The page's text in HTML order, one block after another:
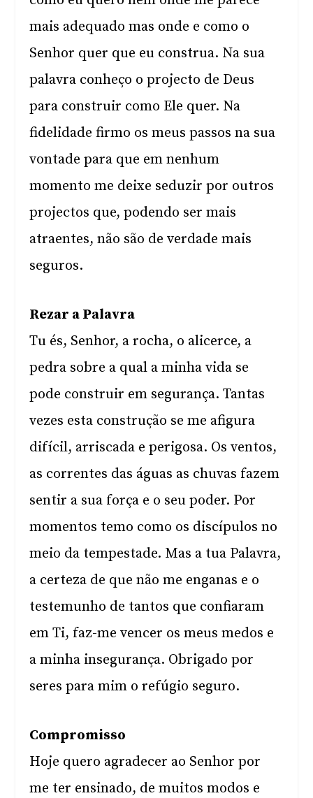
mais adequado mas onde e como o
Senhor quer que eu construa. Na sua
palavra conheço o projecto de Deus
para construir como Ele quer. Na
fidelidade firmo os meus passos na sua
vontade para que em nenhum
momento me deixe seduzir por outros
projectos que, podendo ser mais
atraentes, não são de verdade mais
seguros.
Rezar a Palavra
Tu és, Senhor, a rocha, o alicerce, a
pedra sobre a qual a minha vida se
pode construir em segurança. Tantas
vezes esta construção se me afigura
difícil, arriscada e perigosa. Os ventos,
as correntes das águas as chuvas fazem
sentir a sua força e o seu poder. Por
momentos temo como os discípulos no
meio da tempestade. Mas a tua Palavra,
a certeza de que não me enganas e o
testemunho de tantos que confiaram
em Ti, faz-me vencer os meus medos e
a minha insegurança. Obrigado por
seres para mim o refúgio seguro.
Compromisso
Hoje quero agradecer ao Senhor por
me ter ensinado, de muitos modos e